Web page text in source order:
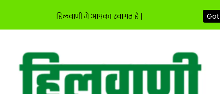
content
हिलवाणी में आपका स्वागत है |